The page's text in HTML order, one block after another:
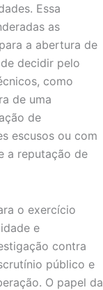
Essa
as
a abertura de
decidir pelo
como
de uma
de
escusos ou com
a reputação de
o exercício
e
contra
público e
O papel da